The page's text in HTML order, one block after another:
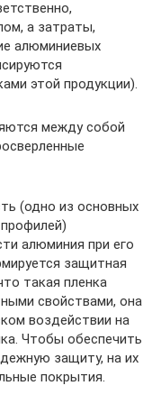
а затраты,
алюминиевых
этой продукции).
между собой
(одно из основных
алюминия при его
защитная
такая пленка
свойствами, она
воздействии на
Чтобы обеспечить
защиту, на их
покрытия.